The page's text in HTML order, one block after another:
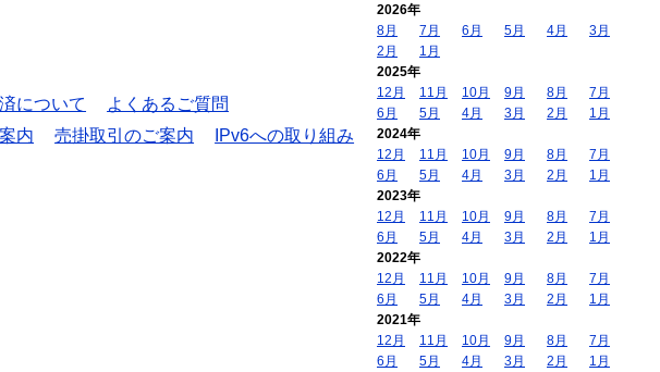
について
よくあるご質問
内 売掛取引のご案内
IPv6への取り組み
2026年
8月
7月 6月 5月 4月
3月
2月
1月
2025年
12月
11月 10月 9月 8月
7月
6月
5月 4月 3月 2月
1月
2024年
12月
11月 10月 9月 8月
7月
6月
5月 4月 3月 2月
1月
2023年
12月
11月 10月 9月 8月
7月
6月
5月 4月 3月 2月
1月
2022年
12月
11月 10月 9月 8月
7月
6月
5月 4月 3月 2月
1月
2021年
12月
11月 10月 9月 8月
7月
6月
5月 4月 3月 2月
1月